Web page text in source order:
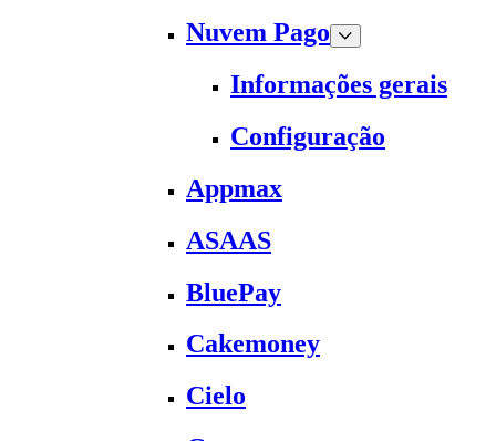
Nuvem Pago
Informações gerais
Configuração
Appmax
ASAAS
BluePay
Cakemoney
Cielo